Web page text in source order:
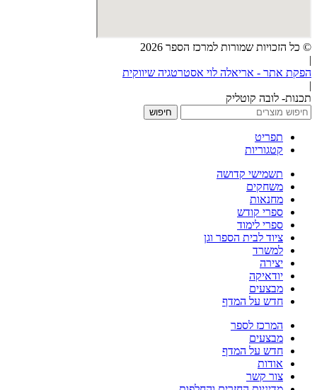
© כל הזכויות שמורות למרכז הספר 2026
|
הפקת אתר - אריאלה לוי אסטרטגיה שיווקית
|
תכנות- לובה קוטליק
חיפוש
תפריט
קטגוריות
תשמישי קדושה
משחקים
מחנאות
ספרי קודש
ספרי לימוד
ציוד לבית הספר וגן
למשרד
יצירה
יודאיקה
מבצעים
חדש על המדף
המרכז לספר
מבצעים
חדש על המדף
אודות
צור קשר